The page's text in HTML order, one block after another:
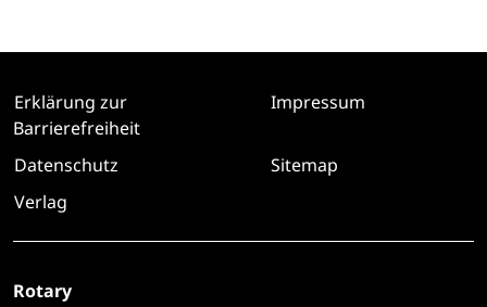
Erklärung zur
Barrierefreiheit
Impressum
Datenschutz
Sitemap
Verlag
Rotary